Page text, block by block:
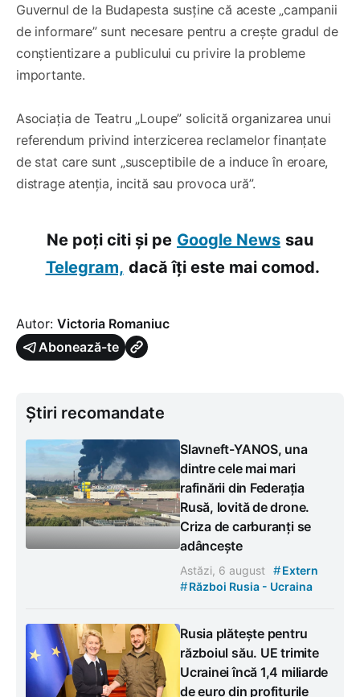
Guvernul de la Budapesta susține că aceste „campanii
de informare” sunt necesare pentru a crește gradul de
conștientizare a publicului cu privire la probleme
importante.
Asociația de Teatru „Loupe” solicită organizarea unui
referendum privind interzicerea reclamelor finanțate
de stat care sunt „susceptibile de a induce în eroare,
distrage atenția, incită sau provoca ură”.
Ne poți citi și pe Google News sau
Telegram, dacă îți este mai comod.
Autor: Victoria Romaniuc
Abonează-te
Știri recomandate
Slavneft-YANOS, una
dintre cele mai mari
rafinării din Federația
Rusă, lovită de drone.
Criza de carburanți se
adâncește
Astăzi, 6 august #Extern
#Război Rusia - Ucraina
Rusia plătește pentru
războiul său. UE trimite
Ucrainei încă 1,4 miliarde
de euro din profiturile